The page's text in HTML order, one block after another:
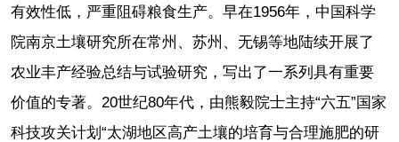
有效性低，严重阻碍粮食生产。早在1956年，中国科学
院南京土壤研究所在常州、苏州、无锡等地陆续开展了
农业丰产经验总结与试验研究，写出了一系列具有重要
价值的专著。20世纪80年代，由熊毅院士主持“六五”国家
科技攻关计划“太湖地区高产土壤的培育与合理施肥的研